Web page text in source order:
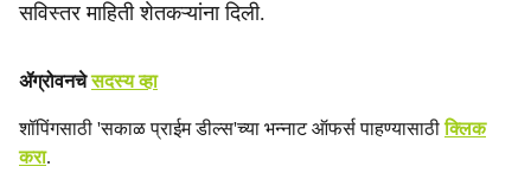
सविस्तर माहिती शेतकऱ्यांना दिली.
ॲग्रोवनचेसदस्य व्हा
शॉपिंगसाठी 'सकाळ प्राईम डील्स'च्या भन्नाट ऑफर्स पाहण्यासाठीक्लिक
करा.